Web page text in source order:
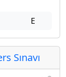
E
Sınavı